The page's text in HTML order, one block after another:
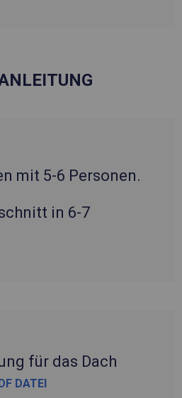
mit 5-6 Personen.
in 6-7
für das Dach
DATEI